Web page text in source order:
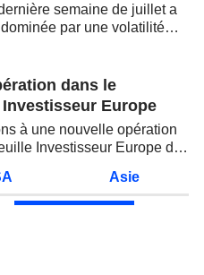
semaine de juillet a
par une volatilité
conducteurs. Les
sur la soutenabilité
dans le
Europe
à une nouvelle opération
Investisseur Europe de
Asie